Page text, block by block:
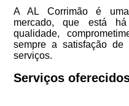
A AL Corrimão é
mercado, que está
qualidade,
sempre a satisfação
serviços.
Serviços